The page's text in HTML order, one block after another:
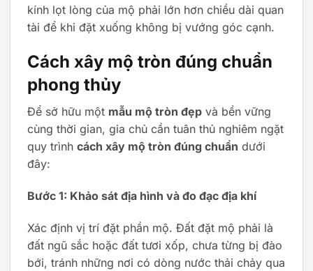
kính lọt lòng của mộ phải lớn hơn chiều dài quan
tài để khi đặt xuống không bị vướng góc cạnh.
Cách xây mộ tròn đúng chuẩn
phong thủy
Để sở hữu một mẫu mộ tròn đẹp và bền vững
cùng thời gian, gia chủ cần tuân thủ nghiêm ngặt
quy trình cách xây mộ tròn đúng chuẩn dưới
đây:
Bước 1: Khảo sát địa hình và đo đạc địa khí
Xác định vị trí đặt phần mộ. Đất đặt mộ phải là
đất ngũ sắc hoặc đất tươi xốp, chưa từng bị đào
bới, tránh những nơi có dòng nước thải chảy qua